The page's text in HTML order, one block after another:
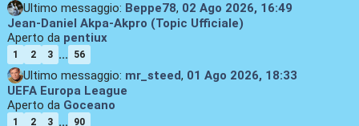
Ultimo messaggio: Beppe78, 02 Ago 2026, 16:49
Jean-Daniel Akpa-Akpro (Topic Ufficiale)
Aperto da pentiux
1 2 3 ... 56
Ultimo messaggio: mr_steed, 01 Ago 2026, 18:33
UEFA Europa League
Aperto da Goceano
1 2 3 ... 90